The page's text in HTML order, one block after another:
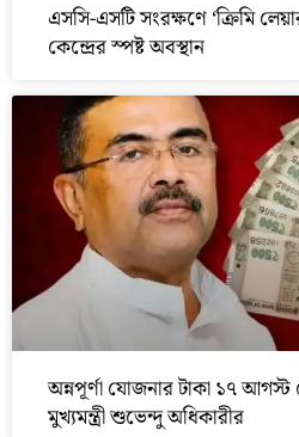
এসসি-এসটি সংরক্ষণে ‘ক্রিমি
কেন্দ্রের স্পষ্ট অবস্থান
অন্নপূর্ণা যোজনার টাকা ১৭
মুখ্যমন্ত্রী শুভেন্দু অধিকারীর